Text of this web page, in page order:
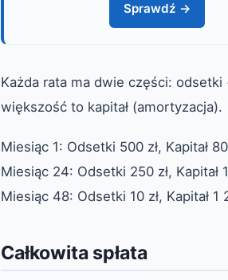
Sprawdź →
Każda rata ma dwie części:
większość to kapitał (amortyzacja).
Miesiąc 1: Odsetki 500 zł, Kapitał
Miesiąc 24: Odsetki 250 zł, Kapitał
Miesiąc 48: Odsetki 10 zł, Kapitał 1
Całkowita spłata